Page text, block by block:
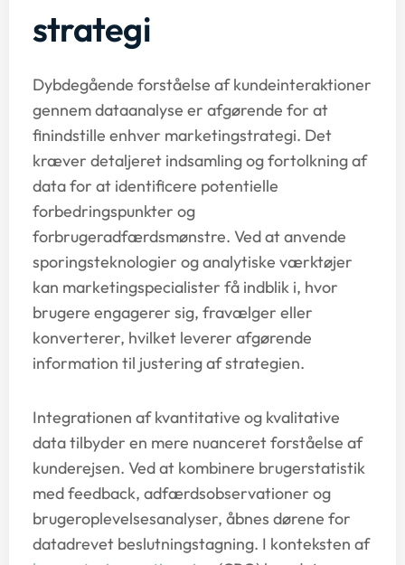
strategi
Dybdegående forståelse af kundeinteraktioner
gennem dataanalyse er afgørende for at
finindstille enhver marketingstrategi. Det
kræver detaljeret indsamling og fortolkning af
data for at identificere potentielle
forbedringspunkter og
forbrugeradfærdsmønstre. Ved at anvende
sporingsteknologier og analytiske værktøjer
kan marketingspecialister få indblik i, hvor
brugere engagerer sig, fravælger eller
konverterer, hvilket leverer afgørende
information til justering af strategien.
Integrationen af kvantitative og kvalitative
data tilbyder en mere nuanceret forståelse af
kunderejsen. Ved at kombinere brugerstatistik
med feedback, adfærdsobservationer og
brugeroplevelsesanalyser, åbnes dørene for
datadrevet beslutningstagning. I konteksten af